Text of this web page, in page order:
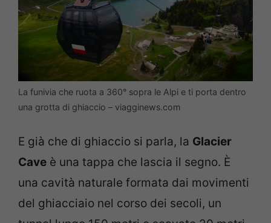
La funivia che ruota a 360° sopra le Alpi e ti porta dentro
una grotta di ghiaccio – viagginews.com
E già che di ghiaccio si parla, la Glacier
Cave è una tappa che lascia il segno. È
una cavità naturale formata dai movimenti
del ghiacciaio nel corso dei secoli, un